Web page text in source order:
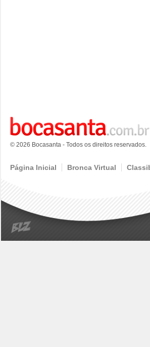
© 2026 Bocasanta - Todos os direitos reservados.
Página Inicial Bronca Virtual